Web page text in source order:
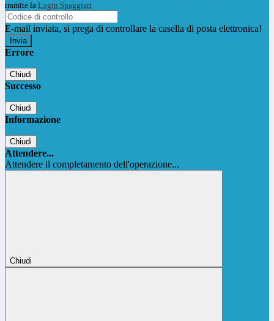
tramite la Login Spaggiari
E-mail inviata, si prega di controllare la casella di posta elettronica!
Errore
Chiudi
Successo
Chiudi
Informazione
Chiudi
Attendere...
Attendere il completamento dell'operazione...
Chiudi